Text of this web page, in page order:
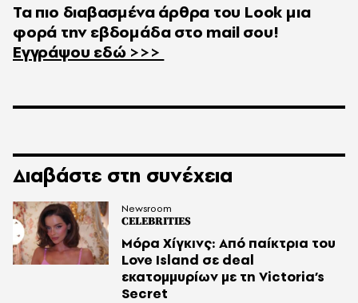
Τα πιο διαβασμένα άρθρα του Look μια
φορά την εβδομάδα στο mailσου!
Εγγράψου εδώ >>>
Διαβάστε στη συνέχεια
CELEBRITIES
Μόρα Χίγκινς: Από παίκτρια του
Love Island σε deal
εκατομμυρίων με τη Victoria’s
Secret
Newsroom